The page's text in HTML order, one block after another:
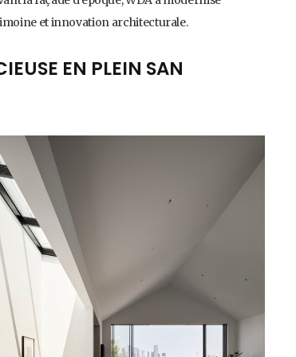
et innovation architecturale.
EN PLEIN SAN